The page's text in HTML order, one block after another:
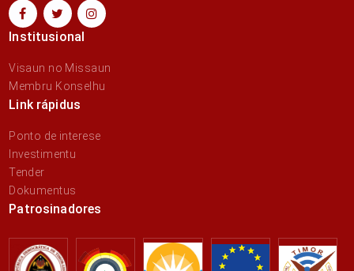
Institusional
Visaun no Missaun
Membru Konselhu
Link rápidus
Ponto de interese
Investimentu
Tender
Dokumentus
Patrosinadores